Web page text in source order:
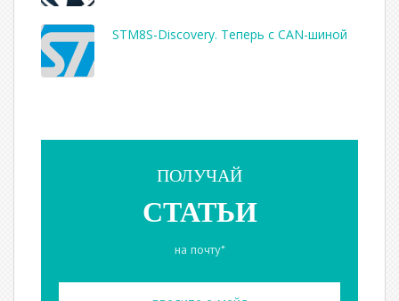
STM8S-Discovery. Теперь с CAN-шиной
ПОЛУЧАЙ
СТАТЬИ
на почту*